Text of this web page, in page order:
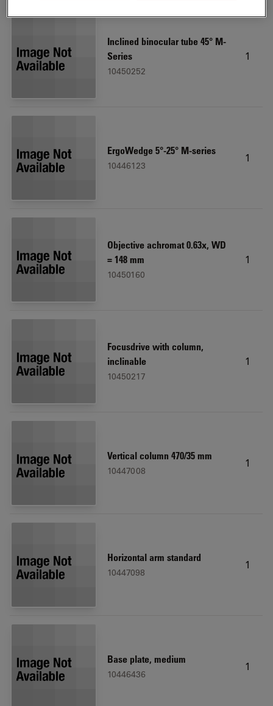
Inclined binocular tube 45° M-
Series
10450252
1
ErgoWedge 5°-25° M-series
10446123
1
Objective achromat 0.63x, WD
= 148 mm
10450160
1
Focusdrive with column,
inclinable
10450217
1
Vertical column 470/35 mm
10447008
1
Horizontal arm standard
10447098
1
Base plate, medium
10446436
1